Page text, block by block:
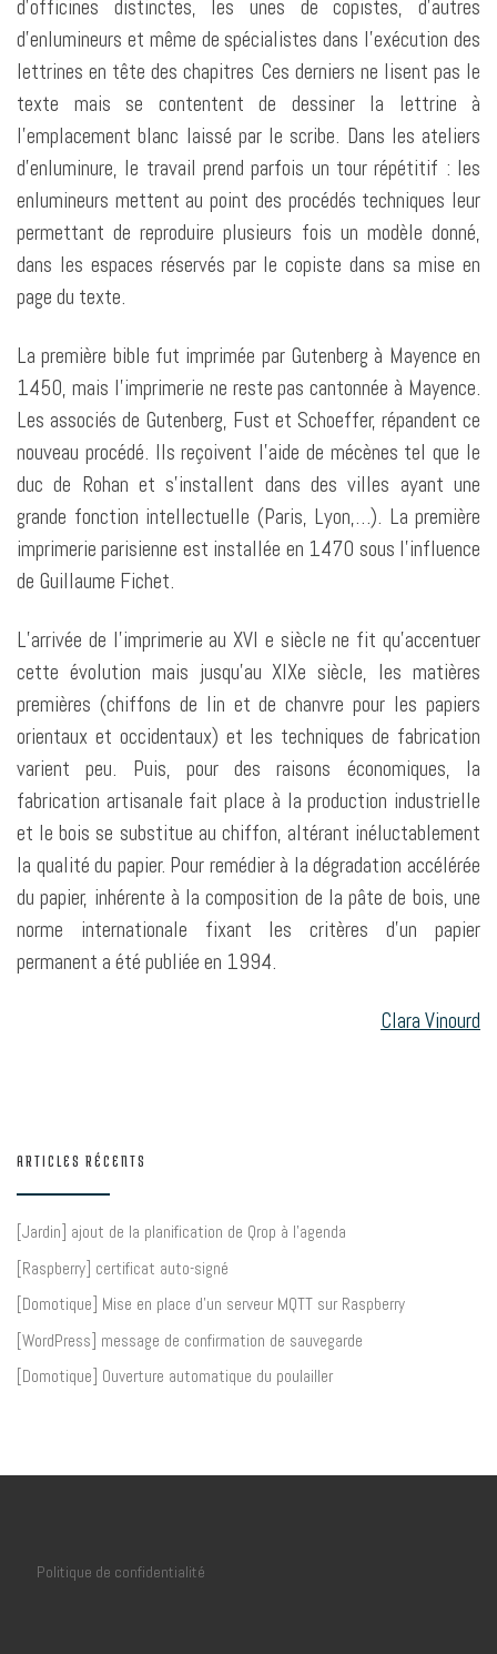
d’officines distinctes, les unes de copistes, d’autres
d’enlumineurs et même de spécialistes dans l’exécution des
lettrines en tête des chapitres Ces derniers ne lisent pas le
texte mais se contentent de dessiner la lettrine à
l’emplacement blanc laissé par le scribe. Dans les ateliers
d’enluminure, le travail prend parfois un tour répétitif : les
enlumineurs mettent au point des procédés techniques leur
permettant de reproduire plusieurs fois un modèle donné,
dans les espaces réservés par le copiste dans sa mise en
page du texte.
La première bible fut imprimée par Gutenberg à Mayence en
1450, mais l’imprimerie ne reste pas cantonnée à Mayence.
Les associés de Gutenberg, Fust et Schoeffer, répandent ce
nouveau procédé. Ils reçoivent l’aide de mécènes tel que le
duc de Rohan et s’installent dans des villes ayant une
grande fonction intellectuelle (Paris, Lyon,…). La première
imprimerie parisienne est installée en 1470 sous l’influence
de Guillaume Fichet.
L’arrivée de l’imprimerie au XVI e siècle ne fit qu’accentuer
cette évolution mais jusqu’au XIXe siècle, les matières
premières (chiffons de lin et de chanvre pour les papiers
orientaux et occidentaux) et les techniques de fabrication
varient peu. Puis, pour des raisons économiques, la
fabrication artisanale fait place à la production industrielle
et le bois se substitue au chiffon, altérant inéluctablement
la qualité du papier. Pour remédier à la dégradation accélérée
du papier, inhérente à la composition de la pâte de bois, une
norme internationale fixant les critères d’un papier
permanent a été publiée en 1994.
Clara Vinourd
ARTICLES RÉCENTS
[Jardin] ajout de la planification de Qrop à l’agenda
[Raspberry] certificat auto-signé
[Domotique] Mise en place d’un serveur MQTT sur Raspberry
[WordPress] message de confirmation de sauvegarde
[Domotique] Ouverture automatique du poulailler
Politique de confidentialité